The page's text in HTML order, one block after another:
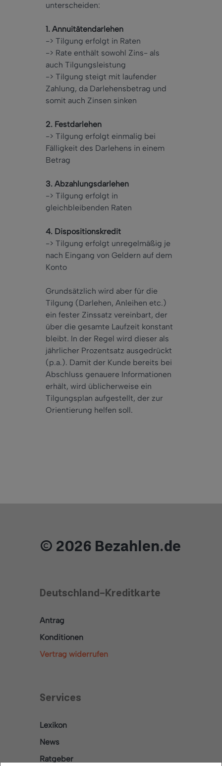
unterscheiden:
1. Annuitätendarlehen
-> Tilgung erfolgt in Raten
-> Rate enthält sowohl Zins- als
auch Tilgungsleistung
-> Tilgung steigt mit laufender
Zahlung, da Darlehensbetrag und
somit auch Zinsen sinken
2. Festdarlehen
-> Tilgung erfolgt einmalig bei
Fälligkeit des Darlehens in einem
Betrag
3. Abzahlungsdarlehen
-> Tilgung erfolgt in
gleichbleibenden Raten
4. Dispositionskredit
-> Tilgung erfolgt unregelmäßig je
nach Eingang von Geldern auf dem
Konto
Grundsätzlich wird aber für die
Tilgung (Darlehen, Anleihen etc.)
ein fester Zinssatz vereinbart, der
über die gesamte Laufzeit konstant
bleibt. In der Regel wird dieser als
jährlicher Prozentsatz ausgedrückt
(p.a.). Damit der Kunde bereits bei
Abschluss genauere Informationen
erhält, wird üblicherweise ein
Tilgungsplan aufgestellt, der zur
Orientierung helfen soll.
© 2026 Bezahlen.de
Deutschland-Kreditkarte
Antrag
Konditionen
Vertrag widerrufen
Services
Lexikon
News
Ratgeber